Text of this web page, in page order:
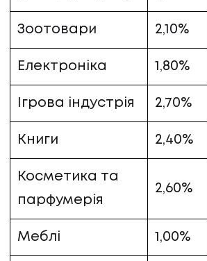
Зоотовари 2,10%
Електроніка 1,80%
Ігрова індустрія 2,70%
Книги 2,40%
Косметика та
парфумерія
2,60%
Меблі 1,00%